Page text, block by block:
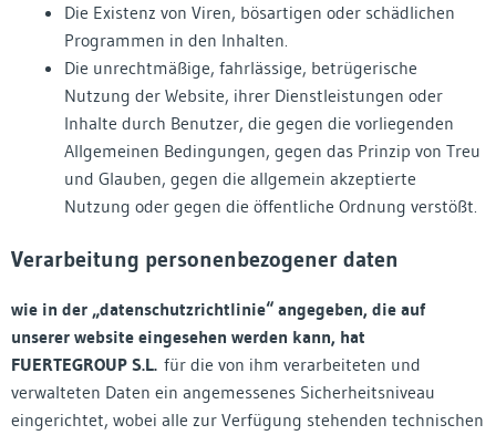
Die Existenz von Viren, bösartigen oder schädlichen
Programmen in den Inhalten.
Die unrechtmäßige, fahrlässige, betrügerische
Nutzung der Website, ihrer Dienstleistungen oder
Inhalte durch Benutzer, die gegen die vorliegenden
Allgemeinen Bedingungen, gegen das Prinzip von Treu
und Glauben, gegen die allgemein akzeptierte
Nutzung oder gegen die öffentliche Ordnung verstößt.
Verarbeitung personenbezogener daten
wie in der „datenschutzrichtlinie“ angegeben, die auf
unserer website eingesehen werden kann, hat
FUERTEGROUP S.L. für die von ihm verarbeiteten und
verwalteten Daten ein angemessenes Sicherheitsniveau
eingerichtet, wobei alle zur Verfügung stehenden technischen